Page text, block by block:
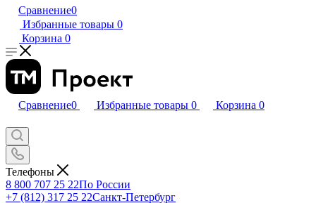
Сравнение0
Избранные товары 0
Корзина 0
Сравнение0 Избранные товары 0 Корзина 0
Телефоны
8 800 707 25 22По России
+7 (812) 317 25 22Санкт-Петербург